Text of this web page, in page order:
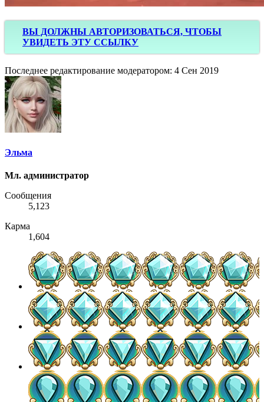
ВЫ ДОЛЖНЫ АВТОРИЗОВАТЬСЯ, ЧТОБЫ
УВИДЕТЬ ЭТУ ССЫЛКУ
Последнее редактирование модератором: 4 Сен 2019
Эльма
Мл. администратор
Сообщения
5,123
Карма
1,604